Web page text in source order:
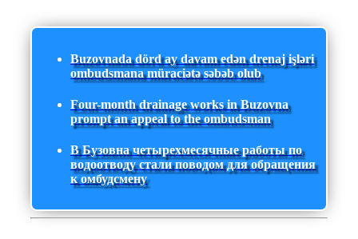
Buzovnada dörd ay davam edən drenaj işləri
ombudsmana müraciətə səbəb olub
Four-month drainage works in Buzovna
prompt an appeal to the ombudsman
В Бузовна четырехмесячные работы по
водоотводу стали поводом для обращения
к омбудсмену